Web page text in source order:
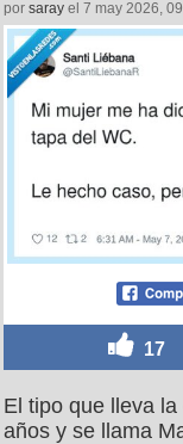
por saray el 7 may 2026,
17
El tipo que lleva
años y se llama